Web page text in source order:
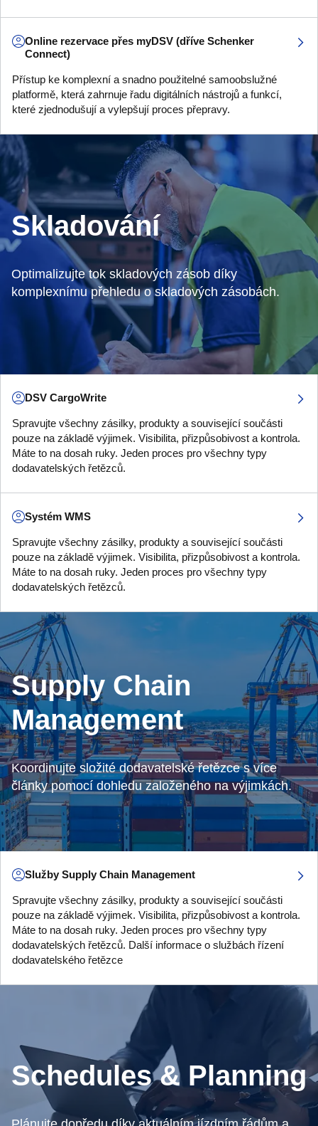
Online rezervace přes myDSV (dříve Schenker
Connect)
Přístup ke komplexní a snadno použitelné samoobslužné
platformě, která zahrnuje řadu digitálních nástrojů a funkcí,
které zjednodušují a vylepšují proces přepravy.
Skladování
Optimalizujte tok skladových zásob díky
komplexnímu přehledu o skladových zásobách.
DSV CargoWrite
Spravujte všechny zásilky, produkty a související součásti
pouze na základě výjimek. Visibilita, přizpůsobivost a kontrola.
Máte to na dosah ruky. Jeden proces pro všechny typy
dodavatelských řetězců.
Systém WMS
Spravujte všechny zásilky, produkty a související součásti
pouze na základě výjimek. Visibilita, přizpůsobivost a kontrola.
Máte to na dosah ruky. Jeden proces pro všechny typy
dodavatelských řetězců.
Supply Chain
Management
Koordinujte složité dodavatelské řetězce s více
články pomocí dohledu založeného na výjimkách.
Služby Supply Chain Management
Spravujte všechny zásilky, produkty a související součásti
pouze na základě výjimek. Visibilita, přizpůsobivost a kontrola.
Máte to na dosah ruky. Jeden proces pro všechny typy
dodavatelských řetězců. Další informace o službách řízení
dodavatelského řetězce
Schedules & Planning